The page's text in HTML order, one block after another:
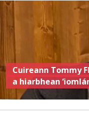
Cuireann Tommy
a hiarbhean